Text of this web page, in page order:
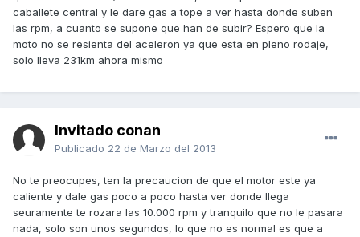
caballete central y le dare gas a tope a ver hasta donde suben
las rpm, a cuanto se supone que han de subir? Espero que la
moto no se resienta del aceleron ya que esta en pleno rodaje,
solo lleva 231km ahora mismo
Invitado conan
Publicado 22 de Marzo del 2013
No te preocupes, ten la precaucion de que el motor este ya
caliente y dale gas poco a poco hasta ver donde llega
seuramente te rozara las 10.000 rpm y tranquilo que no le pasara
nada, solo son unos segundos, lo que no es normal es que a